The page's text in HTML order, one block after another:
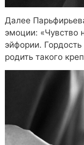
Далее
эмоции: «Чувство
эйфории.
родить такого